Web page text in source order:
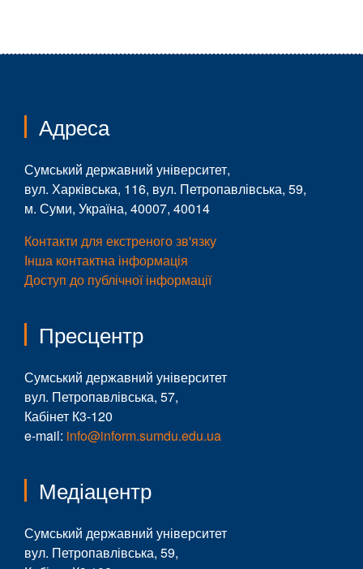
Адреса
Сумський державний університет,
вул. Харківська, 116, вул. Петропавлівська, 59,
м. Суми, Україна, 40007, 40014
Контакти для екстреного зв'язку
Інша контактна інформація
Доступ до публічної інформації
Пресцентр
Сумський державний університет
вул. Петропавлівська, 57,
Кабінет К3-120
e-mail: info@inform.sumdu.edu.ua
Медіацентр
Сумський державний університет
вул. Петропавлівська, 59,